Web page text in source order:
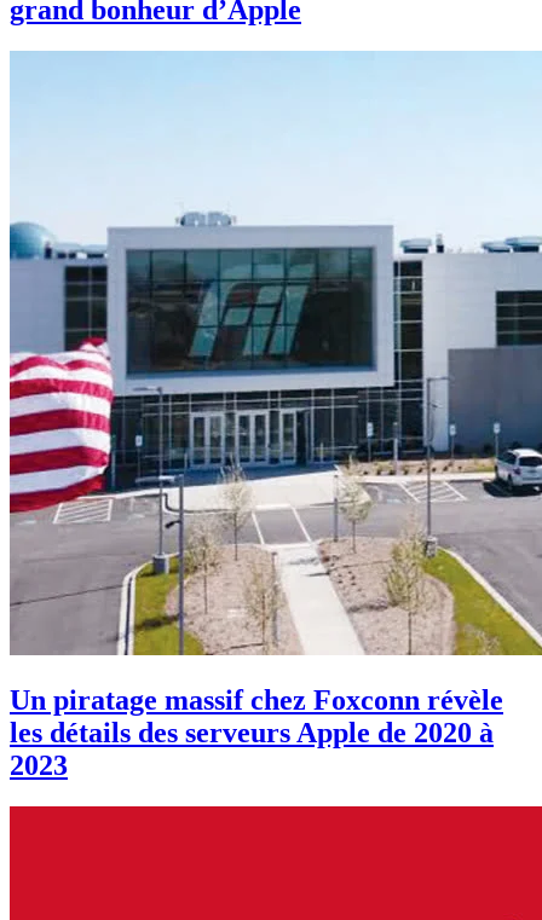
grand bonheur d’Apple
Un piratage massif chez Foxconn révèle
les détails des serveurs Apple de 2020 à
2023